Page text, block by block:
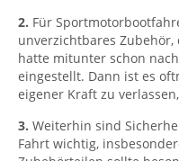
2. Für
unverzichtbares
hatte mitunter schon
eingestellt. Dann ist es
eigener Kraft zu
3. Weiterhin sind
Fahrt wichtig,